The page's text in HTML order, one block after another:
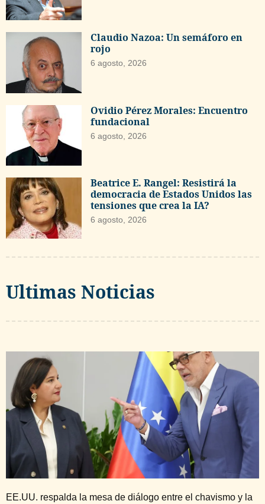
Claudio Nazoa: Un semáforo en
rojo
6 agosto, 2026
Ovidio Pérez Morales: Encuentro
fundacional
6 agosto, 2026
Beatrice E. Rangel: Resistirá la
democracia de Estados Unidos las
tensiones que crea la IA?
6 agosto, 2026
Ultimas Noticias
EE.UU. respalda la mesa de diálogo entre el chavismo y la